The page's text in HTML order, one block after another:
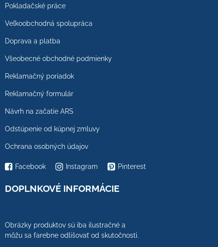
Pokladačské práce
Veľkoobchodná spolupráca
Doprava a platba
Všeobecné obchodné podmienky
Reklamačný poriadok
Reklamačný formulár
Návrh na začatie ARS
Odstúpenie od kúpnej zmluvy
Ochrana osobných údajov
Facebook Instagram Pinterest
DOPLNKOVÉ INFORMÁCIE
Obrázky produktov sú iba ilustračné a
môžu sa farebne odlišovať od skutočnosti.